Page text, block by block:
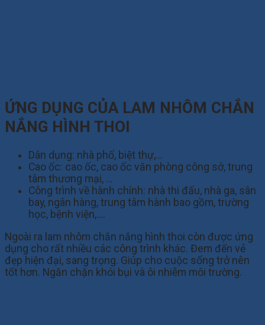
ỨNG DỤNG CỦA LAM NHÔM CHẮN
NẮNG HÌNH THOI
Dân dụng: nhà phố, biệt thự,…
Cao ốc: cao ốc, cao ốc văn phòng công sở, trung
tâm thương mại, …
Công trình về hành chính: nhà thi đấu, nhà ga, sân
bay, ngân hàng, trung tâm hành bao gồm, trường
học, bệnh viện,….
Ngoài ra lam nhôm chắn nắng hình thoi còn được ứng
dụng cho rất nhiều các công trình khác. Đem đến vẻ
đẹp hiện đại, sang trọng. Giúp cho cuộc sống trở nên
tốt hơn. Ngăn chặn khói bụi và ôi nhiễm môi trường.